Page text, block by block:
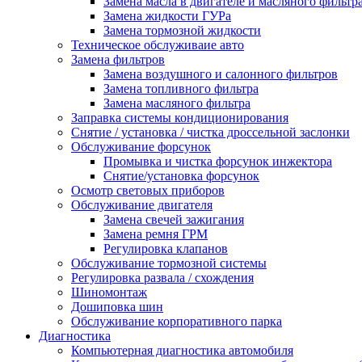
Замена жидкости ГУРа
Замена тормозной жидкости
Техническое обслуживаие авто
Замена фильтров
Замена воздушного и салонного фильтров
Замена топливного фильтра
Замена масляного фильтра
Заправка системы кондиционирования
Снятие / установка / чистка дроссельной заслонки
Обслуживание форсунок
Промывка и чистка форсунок инжектора
Снятие/установка форсунок
Осмотр световых приборов
Обслуживание двигателя
Замена свечей зажигания
Замена ремня ГРМ
Регулировка клапанов
Обслуживание тормозной системы
Регулировка развала / схождения
Шиномонтаж
Дошиповка шин
Обслуживание корпоративного парка
Диагностика
Компьютерная диагностика автомобиля